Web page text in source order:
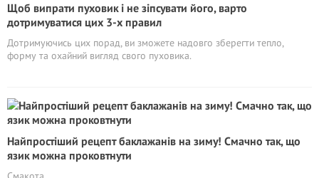
Щоб випрати пуховик і не зіпсувати його, варто
дотримуватися цих 3-х правил
Дотримуючись цих порад, ви зможете надовго зберегти тепло,
форму та охайний вигляд свого пуховика.
Найпростіший рецепт баклажанів на зиму! Смачно так, що
язик можна проковтнути